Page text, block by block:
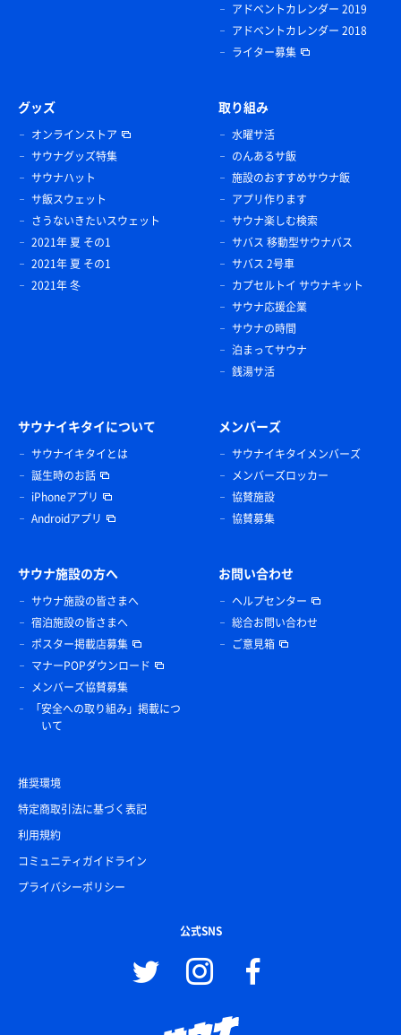
アドベントカレンダー 2019
アドベントカレンダー 2018
ライター募集
グッズ
オンラインストア
サウナグッズ特集
サウナハット
サ飯スウェット
さうないきたいスウェット
2021年 夏 その1
2021年 夏 その1
2021年 冬
取り組み
水曜サ活
のんあるサ飯
施設のおすすめサウナ飯
アプリ作ります
サウナ楽しむ検索
サバス 移動型サウナバス
サバス 2号車
カプセルトイ サウナキット
サウナ応援企業
サウナの時間
泊まってサウナ
銭湯サ活
サウナイキタイについて
サウナイキタイとは
誕生時のお話
iPhoneアプリ
Androidアプリ
メンバーズ
サウナイキタイメンバーズ
メンバーズロッカー
協賛施設
協賛募集
サウナ施設の方へ
サウナ施設の皆さまへ
宿泊施設の皆さまへ
ポスター掲載店募集
マナーPOPダウンロード
メンバーズ協賛募集
「安全への取り組み」掲載につ
いて
お問い合わせ
ヘルプセンター
総合お問い合わせ
ご意見箱
推奨環境
特定商取引法に基づく表記
利用規約
コミュニティガイドライン
プライバシーポリシー
公式SNS